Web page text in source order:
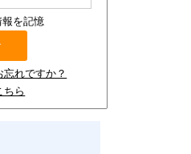
報を記憶
れですか？
ちら